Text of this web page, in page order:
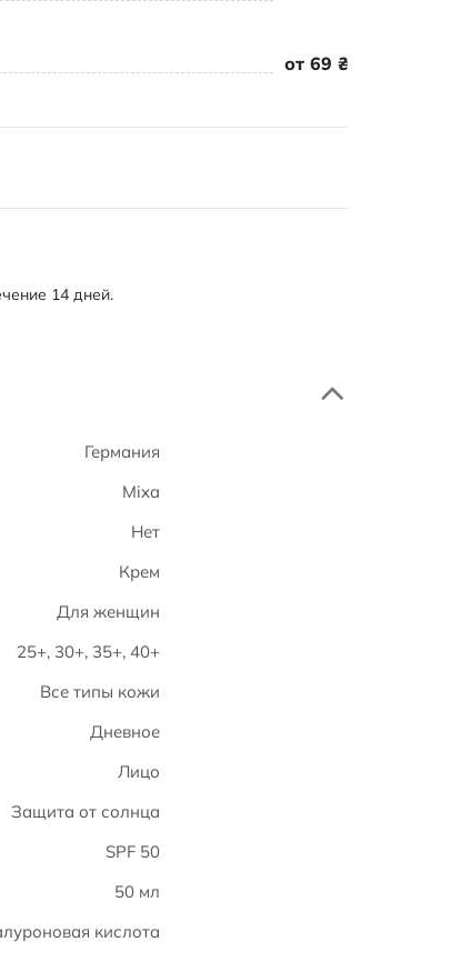
от 69 ₴
14 дней.
Германия
Mixa
Нет
Крем
Для женщин
25+, 30+, 35+, 40+
Все типы кожи
Дневное
Лицо
Защита от солнца
SPF 50
50 мл
кислота